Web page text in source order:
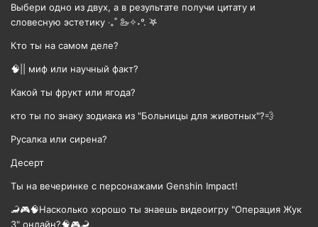
Выбери одно из двух, а в результате получи цитату и
словесную эстетику ‧₊˚ 🦢✧˖°. ࣪𖤐
Кто ты на самом деле?
🧠|| миф или научный факт?
Какой ты фрукт или ягода?
кто ты по знаку зодиака из "Больницы для животных"?💨
Русалка или сирена?
Десерт
Ты на вечеринке с персонажами Genshin Impact!
🦂🎮🧠Насколько хорошо ты знаешь видеоигру "Операция Жук
3" онлайн?🧠🎮🦂